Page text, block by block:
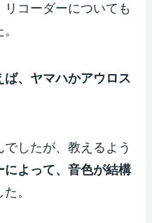
コーダーについても
ば、ヤマハかアウロス
したが、教えるよう
によって、音色が結構
。